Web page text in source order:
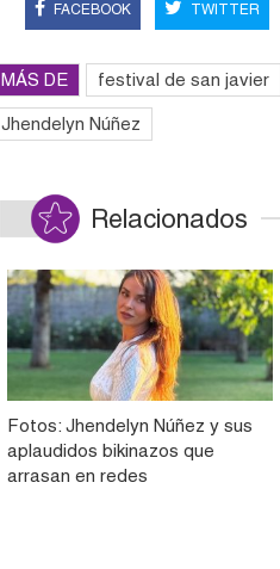
FACEBOOK TWITTER
MÁS DE festival de san javier
Jhendelyn Núñez
Relacionados
Fotos: Jhendelyn Núñez y sus
aplaudidos bikinazos que
arrasan en redes